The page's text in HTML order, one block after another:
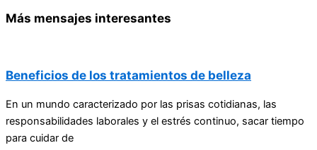
Más mensajes interesantes
Beneficios de los tratamientos de belleza
En un mundo caracterizado por las prisas cotidianas, las
responsabilidades laborales y el estrés continuo, sacar tiempo
para cuidar de